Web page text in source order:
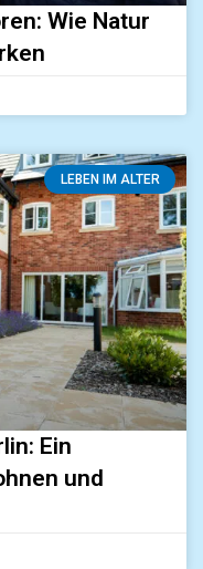
Wie Natur
LEBEN IM ALTER
Ein
und